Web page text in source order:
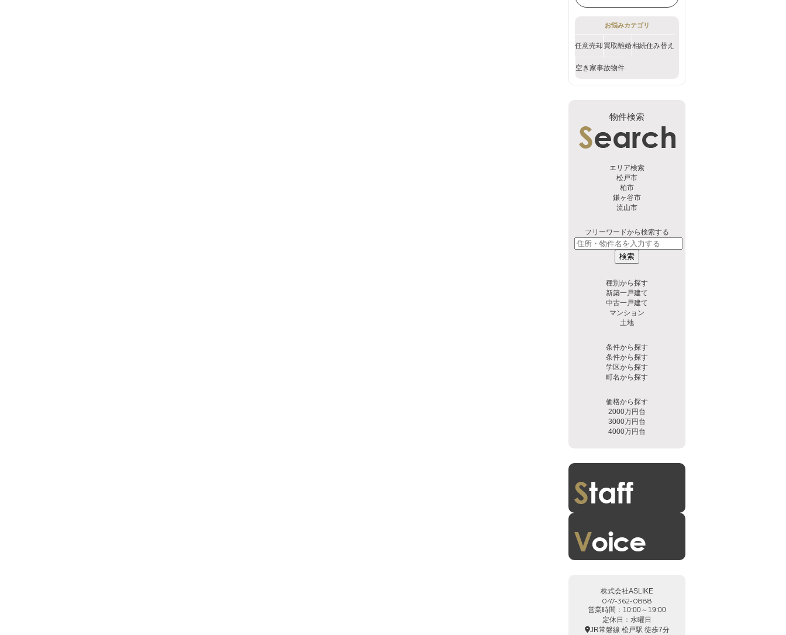
お悩みカテゴリ
任意売却 買取離婚相続住み替え
空き家事故物件
物件検索
エリア検索
松戸市
柏市
鎌ヶ谷市
流山市
フリーワードから検索する
検索
種別から探す
新築一戸建て
中古一戸建て
マンション
土地
条件から探す
条件から探す
学区から探す
町名から探す
価格から探す
2000万円台
3000万円台
4000万円台
株式会社ASLIKE
047-362-0888
営業時間：10:00～19:00
定休日：水曜日
JR常磐線 松戸駅 徒歩7分